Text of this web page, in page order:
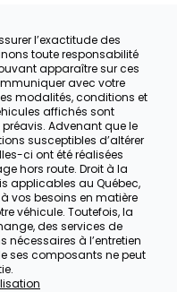
l’exactitude des
toute responsabilité
apparaître sur ces
avec votre
modalités, conditions et
affichés sont
Advenant que le
susceptibles d’altérer
ci ont été réalisées
hors route. Droit à la
applicables au Québec,
vos besoins en matière
véhicule. Toutefois, la
des services de
à l’entretien
ses composants ne peut